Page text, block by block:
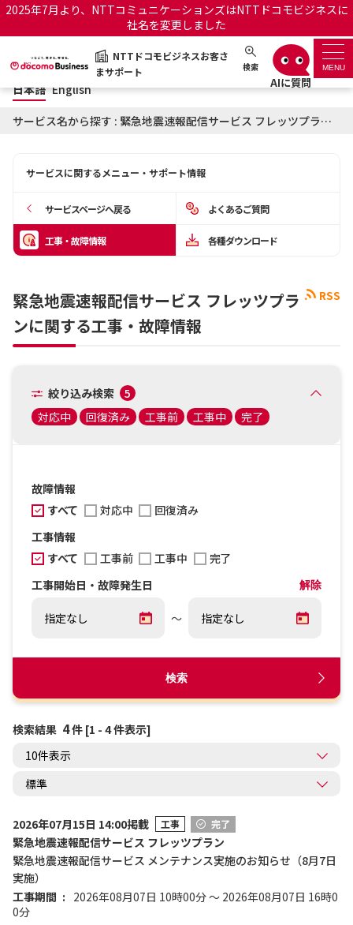
2025年7月より、NTTコミュニケーションズはNTTドコモビジネスに
社名を変更しました
NTTドコモビジネスお客さ
まサポート
検索 MENU
NTTドコモビジネスお客さまサポート 日本語 English
サポートトップ
お知らせ サポートサイトの使い方
オフィシャルサイト
日本語 English
サービス名から探す : 緊急地震速報配信サービス フレッツプランに関する工事・故障情報
サービスに関するメニュー・サポート情報
サービスページへ戻る よくあるご質問
工事・故障情報 各種ダウンロード
RSS
緊急地震速報配信サービス フレッツプラ
ンに関する工事・故障情報
絞り込み検索
5
対応中
回復済み 工事前 工事中 完了
故障情報
すべて
対応中
回復済み
工事情報
すべて
工事前 工事中
完了
工事開始日・故障発生日
解除
～
検索
検索結果 4件 [1 - 4 件表示]
2026年07月15日 14:00掲載 工事 完了
緊急地震速報配信サービス フレッツプラン
緊急地震速報配信サービス メンテナンス実施のお知らせ（8月7日
実施）
工事期間
2026年08月07日 10時00分 ～ 2026年08月07日 16時0
0分